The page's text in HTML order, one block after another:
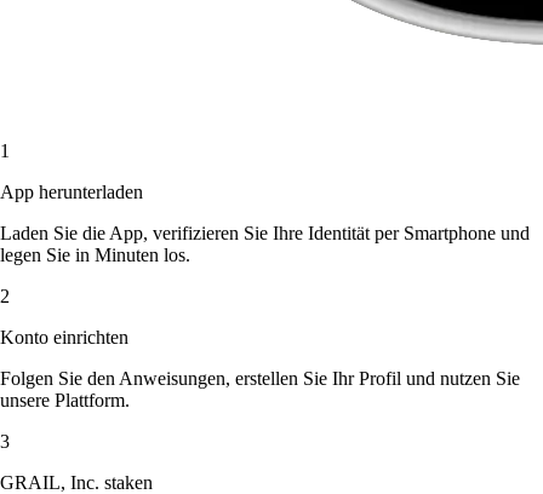
1
App herunterladen
Laden Sie die App, verifizieren Sie Ihre Identität per Smartphone und
legen Sie in Minuten los.
2
Konto einrichten
Folgen Sie den Anweisungen, erstellen Sie Ihr Profil und nutzen Sie
unsere Plattform.
3
GRAIL, Inc. staken